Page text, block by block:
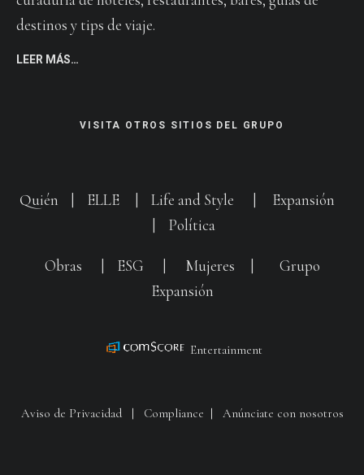
destinos y tips de viaje.
LEER MÁS…
VISITA OTROS SITIOS DEL GRUPO
Quién ELLE Life and Style
Expansión
Política
Obras ESG Mujeres
Grupo
Expansión
Entertainment
Aviso de Privacidad| Compliance Anúnciate con nosotros